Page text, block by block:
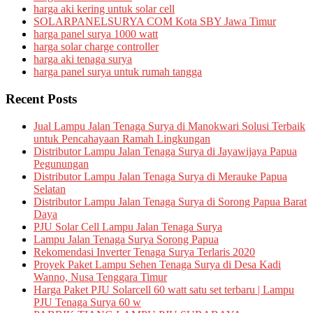
harga aki kering untuk solar cell
SOLARPANELSURYA COM Kota SBY Jawa Timur
harga panel surya 1000 watt
harga solar charge controller
harga aki tenaga surya
harga panel surya untuk rumah tangga
Recent Posts
Jual Lampu Jalan Tenaga Surya di Manokwari Solusi Terbaik
untuk Pencahayaan Ramah Lingkungan
Distributor Lampu Jalan Tenaga Surya di Jayawijaya Papua
Pegunungan
Distributor Lampu Jalan Tenaga Surya di Merauke Papua
Selatan
Distributor Lampu Jalan Tenaga Surya di Sorong Papua Barat
Daya
PJU Solar Cell Lampu Jalan Tenaga Surya
Lampu Jalan Tenaga Surya Sorong Papua
Rekomendasi Inverter Tenaga Surya Terlaris 2020
Proyek Paket Lampu Sehen Tenaga Surya di Desa Kadi
Wanno, Nusa Tenggara Timur
Harga Paket PJU Solarcell 60 watt satu set terbaru | Lampu
PJU Tenaga Surya 60 w